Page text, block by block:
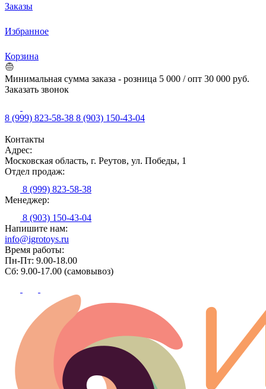
Заказы
Избранное
Корзина
Минимальная сумма заказа - розница 5 000 / опт 30 000 руб.
Заказать звонок
8 (999) 823-58-38 8 (903) 150-43-04
Контакты
Адрес:
Московская область, г. Реутов, ул. Победы, 1
Отдел продаж:
8 (999) 823-58-38
Менеджер:
8 (903) 150-43-04
Напишите нам:
info@igrotoys.ru
Время работы:
Пн-Пт: 9.00-18.00
Сб: 9.00-17.00 (самовывоз)